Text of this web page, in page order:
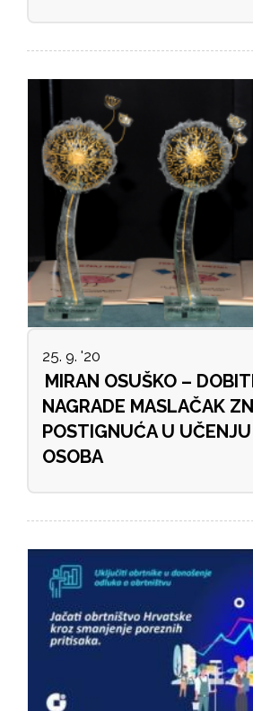
25. 9. '20
MIRAN OSUŠKO –
NAGRADE MASLAČAK
POSTIGNUĆA U
OSOBA